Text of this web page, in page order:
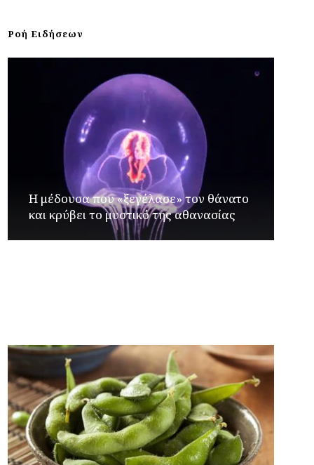
Ροή Ειδήσεων
Η μέδουσα που «ξεγέλασε» τον θάνατο
και κρύβει το μυστικό της αθανασίας